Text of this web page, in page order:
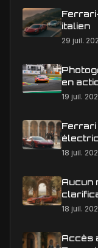
italien
29 juil.
en
19 juil.
Ferrari
en
18 juil.
Aucun
18 juil.
Accès